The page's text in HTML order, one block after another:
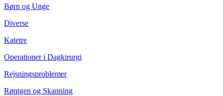
Børn og Unge
Diverse
Katetre
Operationer i Dagkirurgi
Rejsningsproblemer
Røntgen og Skanning